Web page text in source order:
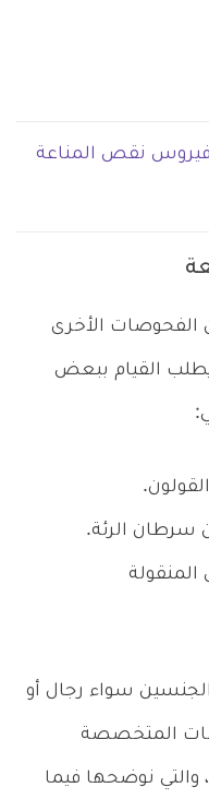
(فيروس نقص المناعة
الفحوصات الأخرى
القيام ببعض
الرئة.
سواء رجال أو
المتخصصة
والتي نوضحها فيما